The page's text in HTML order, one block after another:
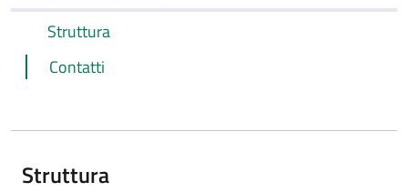
Struttura
Contatti
Struttura